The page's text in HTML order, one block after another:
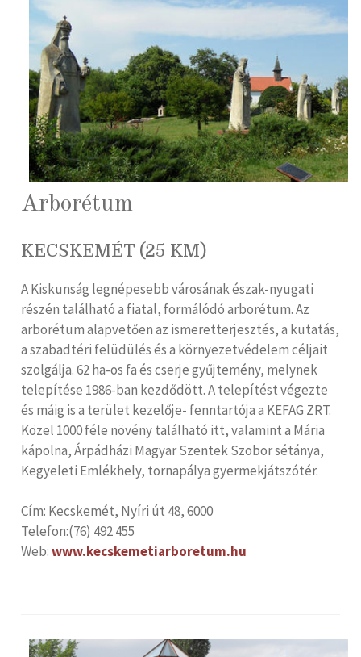
Arborétum
KECSKEMÉT (25 KM)
A Kiskunság legnépesebb városának észak-nyugati
részén található a fiatal, formálódó arborétum. Az
arborétum alapvetően az ismeretterjesztés, a kutatás,
a szabadtéri felüdülés és a környezetvédelem céljait
szolgálja. 62 ha-os fa és cserje gyűjtemény, melynek
telepítése 1986-ban kezdődött. A telepítést végezte
és máig is a terület kezelője- fenntartója a KEFAG ZRT.
Közel 1000 féle növény található itt, valamint a Mária
kápolna, Árpádházi Magyar Szentek Szobor sétánya,
Kegyeleti Emlékhely, tornapálya gyermekjátszótér.
Cím: Kecskemét, Nyíri út 48, 6000
Telefon:(76) 492 455
Web:www.kecskemetiarboretum.hu